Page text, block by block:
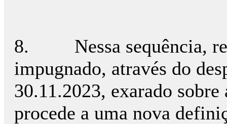
8. Nessa sequência,
impugnado, através do
30.11.2023, exarado
procede a uma nova